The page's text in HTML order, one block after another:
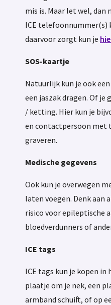
mis is. Maar let wel,
ICE telefoonnummer(s)
daarvoor zorgt kun je
SOS-kaartje
Natuurlijk kun je ook
een jaszak dragen. Of je
/ ketting. Hier kun je
en contactpersoon met
graveren.
Medische gegevens
Ook kun je overwegen
laten voegen. Denk aan
risico voor epileptische
bloedverdunners of
ICE tags
ICE tags kun je kopen in
plaatje om je nek, een
armband schuift, of op